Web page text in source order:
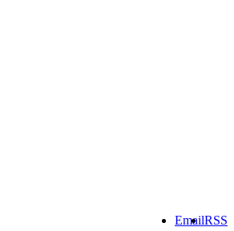
RSS
Email